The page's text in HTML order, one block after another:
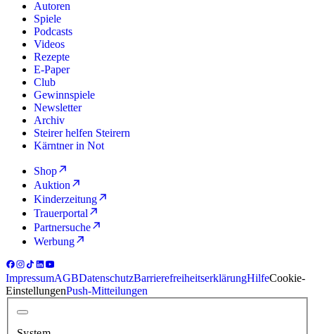
Autoren
Spiele
Podcasts
Videos
Rezepte
E-Paper
Club
Gewinnspiele
Newsletter
Archiv
Steirer helfen Steirern
Kärntner in Not
Shop
Auktion
Kinderzeitung
Trauerportal
Partnersuche
Werbung
ImpressumAGBDatenschutzBarrierefreiheitserklärungHilfeCookie-
EinstellungenPush-Mitteilungen